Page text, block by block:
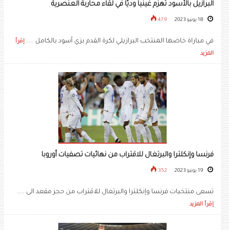
البرازيل بالأسود تهزم غينيا وديًا في لقاء محاربة العنصرية
479
في مباراة خاضها المنتخب البرازيلي لكرة القدم بزي أسود بالكامل ..... إقرأ
المزيد
فرنسا وإنكلترا والبرتغال للاقتراب من نهائيات تصفيات أوروبا
352
تسعى منتخبات فرنسا وإنكلترا والبرتغال للاقتراب من حجز مقعد الى .....
إقرأ المزيد